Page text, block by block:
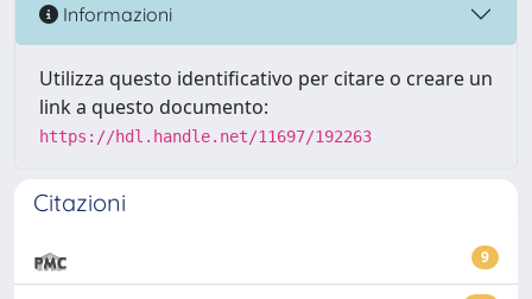
Informazioni
Utilizza questo identificativo per citare o creare un
link a questo documento:
https://hdl.handle.net/11697/192263
Citazioni
9